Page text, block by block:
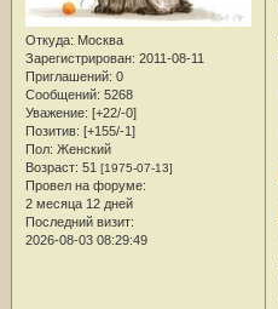
Откуда: Москва
Зарегистрирован: 2011-08-11
Приглашений: 0
Сообщений: 5268
Уважение: [+22/-0]
Позитив: [+155/-1]
Пол: Женский
Возраст: 51 [1975-07-13]
Провел на форуме:
2 месяца 12 дней
Последний визит:
2026-08-03 08:29:49